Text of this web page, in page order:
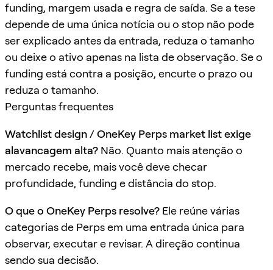
funding, margem usada e regra de saída. Se a tese
depende de uma única notícia ou o stop não pode
ser explicado antes da entrada, reduza o tamanho
ou deixe o ativo apenas na lista de observação. Se o
funding está contra a posição, encurte o prazo ou
reduza o tamanho.
Perguntas frequentes
Watchlist design / OneKey Perps market list exige
alavancagem alta? Não. Quanto mais atenção o
mercado recebe, mais você deve checar
profundidade, funding e distância do stop.
O que o OneKey Perps resolve? Ele reúne várias
categorias de Perps em uma entrada única para
observar, executar e revisar. A direção continua
sendo sua decisão.